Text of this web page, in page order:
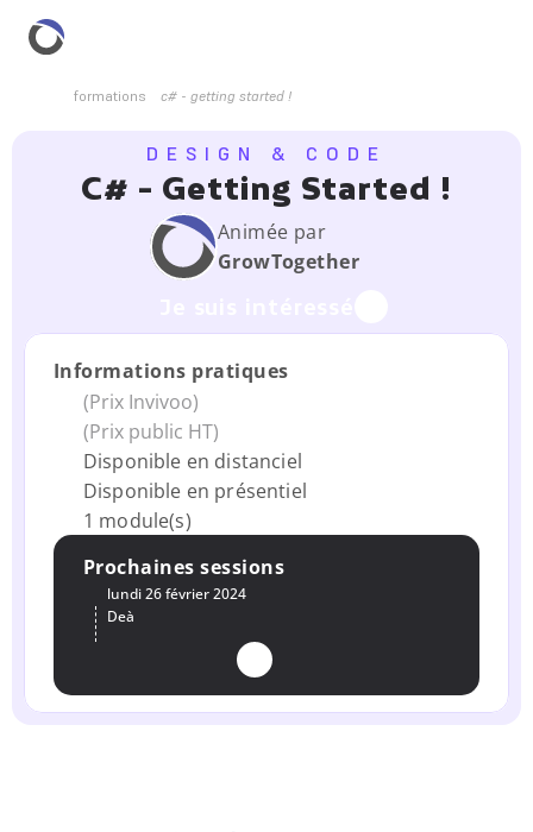
formations c# - getting started !
DESIGN & CODE
C# - Getting Started !
Animée par
GrowTogether
Informations pratiques
(Prix Invivoo)
(Prix public HT)
Disponible en distanciel
Disponible en présentiel
1 module(s)
Prochaines sessions
lundi 26 février 2024
Deà